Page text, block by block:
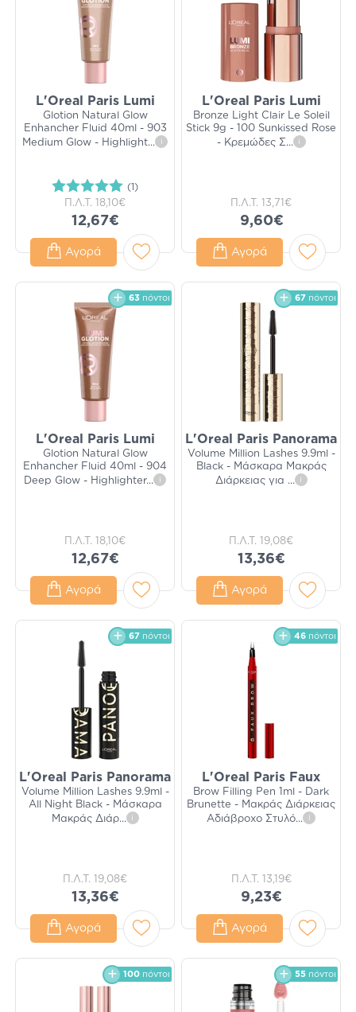
L'Oreal Paris Lumi
Glotion Natural Glow
Enhancher Fluid 40ml - 903
Medium Glow - Highlight... i
(1)
Π.Λ.Τ. 18,10€
12,67€
Αγορά
L'Oreal Paris Lumi
Bronze Light Clair Le Soleil
Stick 9g - 100 Sunkissed Rose
- Κρεμώδες Σ... i
Π.Λ.Τ. 13,71€
9,60€
Αγορά
63 πόντοι
L'Oreal Paris Lumi
Glotion Natural Glow
Enhancher Fluid 40ml - 904
Deep Glow - Highlighter... i
Π.Λ.Τ. 18,10€
12,67€
Αγορά
67 πόντοι
L'Oreal Paris Panorama
Volume Million Lashes 9.9ml -
Black - Μάσκαρα Μακράς
Διάρκειας για ... i
Π.Λ.Τ. 19,08€
13,36€
Αγορά
67 πόντοι
L'Oreal Paris Panorama
Volume Million Lashes 9.9ml -
All Night Black - Μάσκαρα
Μακράς Διάρ... i
Π.Λ.Τ. 19,08€
13,36€
Αγορά
46 πόντοι
L'Oreal Paris Faux
Brow Filling Pen 1ml - Dark
Brunette - Μακράς Διάρκειας
Αδιάβροχο Στυλό... i
Π.Λ.Τ. 13,19€
9,23€
Αγορά
100 πόντοι 55 πόντοι